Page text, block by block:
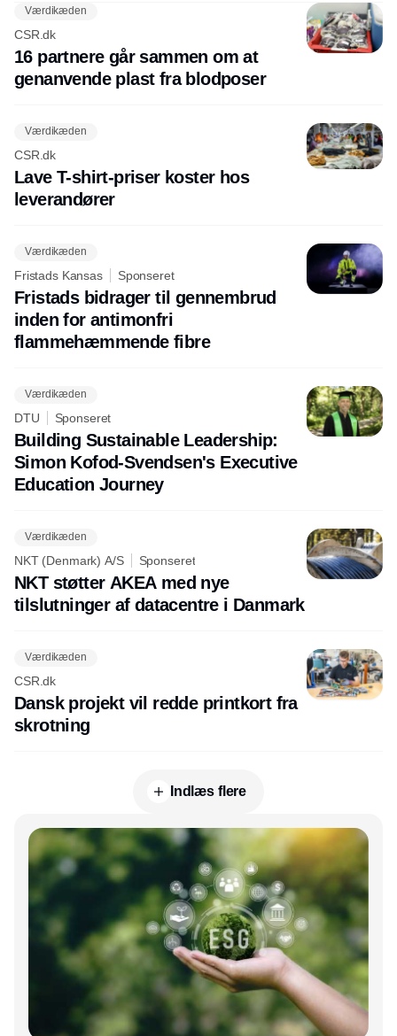
Værdikæden
CSR.dk
16 partnere går sammen om at
genanvende plast fra blodposer
Værdikæden
CSR.dk
Lave T-shirt-priser koster hos
leverandører
Værdikæden
Fristads Kansas Sponseret
Fristads bidrager til gennembrud
inden for antimonfri
flammehæmmende fibre
Værdikæden
DTU Sponseret
Building Sustainable Leadership:
Simon Kofod-Svendsen's Executive
Education Journey
Værdikæden
NKT (Denmark) A/S Sponseret
NKT støtter AKEA med nye
tilslutninger af datacentre i Danmark
Værdikæden
CSR.dk
Dansk projekt vil redde printkort fra
skrotning
Indlæs flere
Annonce